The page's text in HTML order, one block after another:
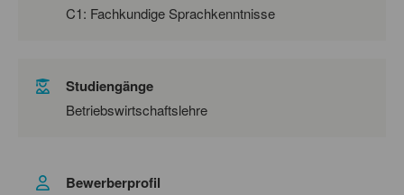
C1: Fachkundige Sprachkenntnisse
Studiengänge
Betriebswirtschaftslehre
Bewerberprofil